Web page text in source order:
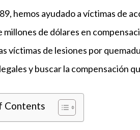
hemos ayudado a víctimas de
millones de dólares en
víctimas de lesiones por
y buscar la compensación
Contents